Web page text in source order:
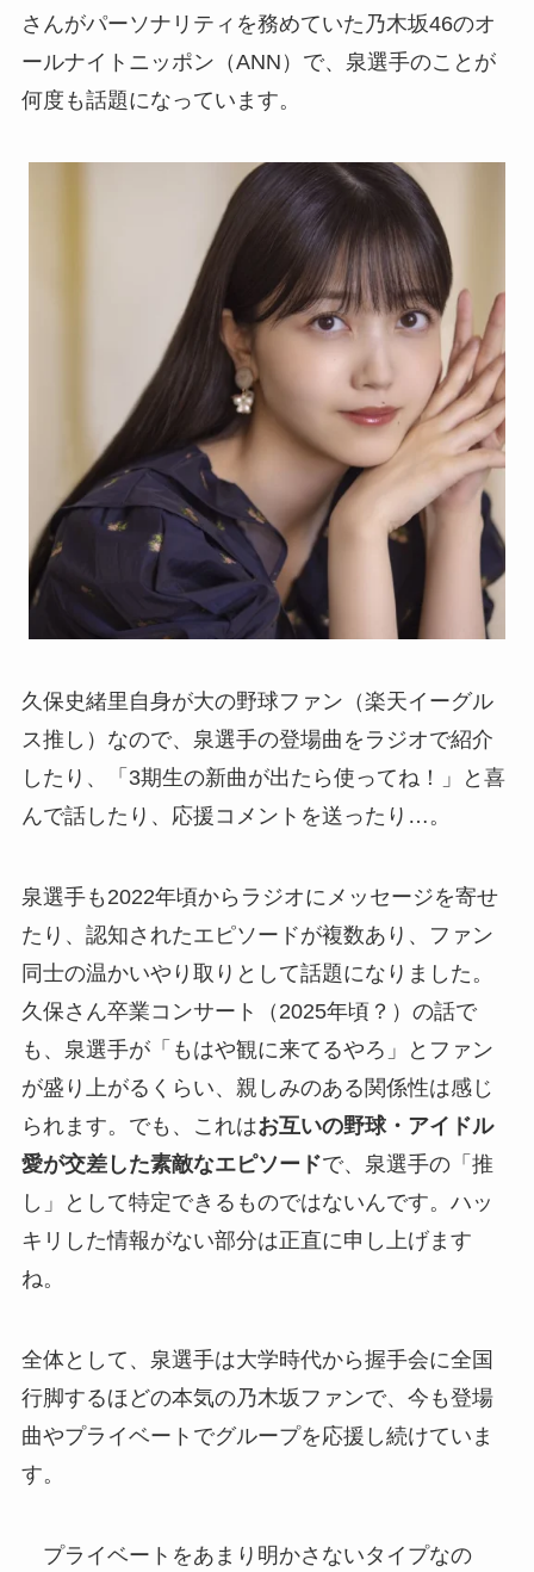
さんがパーソナリティを務めていた乃木坂46のオ
ールナイトニッポン（ANN）で、泉選手のことが
何度も話題になっています。
久保史緒里自身が大の野球ファン（楽天イーグル
ス推し）なので、泉選手の登場曲をラジオで紹介
したり、「3期生の新曲が出たら使ってね！」と喜
んで話したり、応援コメントを送ったり…。
泉選手も2022年頃からラジオにメッセージを寄せ
たり、認知されたエピソードが複数あり、ファン
同士の温かいやり取りとして話題になりました。
久保さん卒業コンサート（2025年頃？）の話で
も、泉選手が「もはや観に来てるやろ」とファン
が盛り上がるくらい、親しみのある関係性は感じ
られます。でも、これはお互いの野球・アイドル
愛が交差した素敵なエピソードで、泉選手の「推
し」として特定できるものではないんです。ハッ
キリした情報がない部分は正直に申し上げます
ね。
全体として、泉選手は大学時代から握手会に全国
行脚するほどの本気の乃木坂ファンで、今も登場
曲やプライベートでグループを応援し続けていま
す。
プライベートをあまり明かさないタイプなの